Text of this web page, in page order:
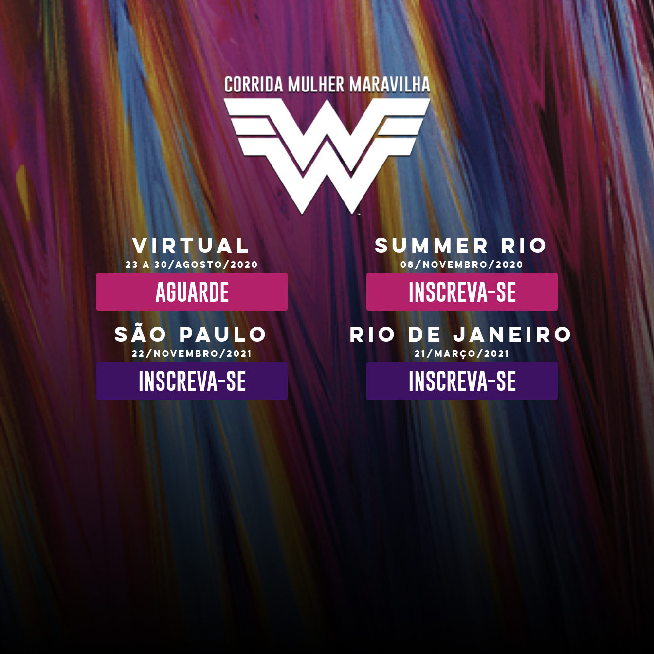
VIRTUAL
23 a 30/Agosto/2020
AGUARDE
Summer Rio
08/Novembro/2020
INSCREVA-SE
RIO DE JANEIRO
21/Março/2021
INSCREVA-SE
SÃO PAULO
22/Novembro/2021
INSCREVA-SE